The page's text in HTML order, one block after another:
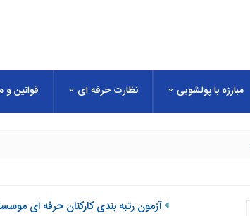
مبارزه با پولشویی نظارت حرفه ای قوانین و
آزمون رتبه بندی کارکنان حرفه ای